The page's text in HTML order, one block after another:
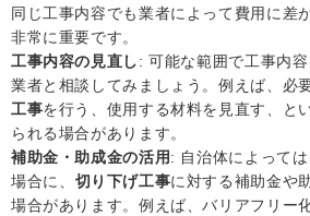
同じ工事内容でも業者によって費用に差
非常に重要です。
工事内容の見直し: 可能な範囲で工事内
業者と相談してみましょう。例えば、必
工事を行う、使用する材料を見直す、と
られる場合があります。
補助金・助成金の活用: 自治体によって
場合に、 切り下げ工事に対する補助金や
場合があります。例えば、バリアフリー